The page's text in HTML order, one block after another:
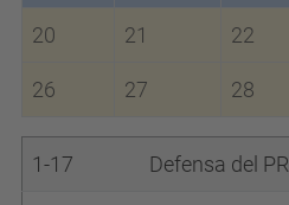
20 21 22
26 27 28
1-17 Defensa del PR